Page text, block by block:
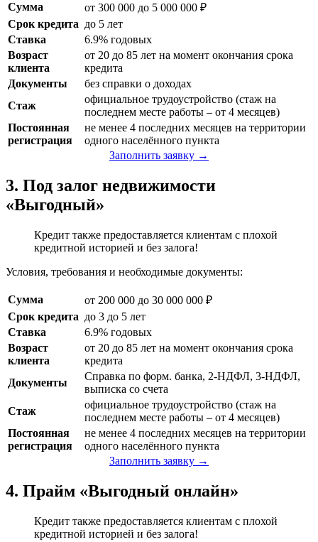
Сумма
от 300 000 до 5 000 000 ₽
Срок кредита до 5 лет
Ставка
6.9% годовых
Возраст
клиента
от 20 до 85 лет на момент окончания срока
кредита
Документы
без справки о доходах
Стаж
официальное трудоустройство (стаж на
последнем месте работы – от 4 месяцев)
Постоянная
регистрация
не менее 4 последних месяцев на территории
одного населённого пункта
Заполнить заявку →
3. Под залог недвижимости
«Выгодный»
Кредит также предоставляется клиентам с плохой
кредитной историей и без залога!
Условия, требования и необходимые документы:
Сумма
от 200 000 до 30 000 000 ₽
Срок кредита до 3 до 5 лет
Ставка
6.9% годовых
Возраст
клиента
от 20 до 85 лет на момент окончания срока
кредита
Документы
Справка по форм. банка, 2-НДФЛ, 3-НДФЛ,
выписка со счета
Стаж
официальное трудоустройство (стаж на
последнем месте работы – от 4 месяцев)
Постоянная
регистрация
не менее 4 последних месяцев на территории
одного населённого пункта
Заполнить заявку →
4. Прайм «Выгодный онлайн»
Кредит также предоставляется клиентам с плохой
кредитной историей и без залога!